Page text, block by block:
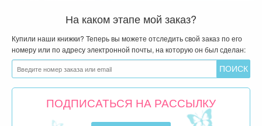
На каком этапе мой заказ?
Купили наши книжки? Теперь вы можете отследить свой заказ по его
номеру или по адресу электронной почты, на которую он был сделан:
ПОДПИСАТЬСЯ НА РАССЫЛКУ